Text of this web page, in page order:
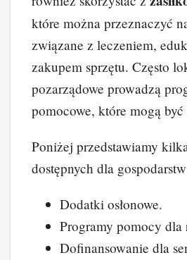
które można przeznaczyć
związane z leczeniem,
zakupem sprzętu. Często
pozarządowe prowadzą
pomocowe, które mogą
Poniżej przedstawiamy
dostępnych dla
Dodatki osłonowe.
Programy pomocy
Dofinansowanie dla